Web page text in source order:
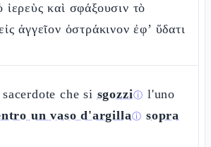
ἱερεὺς καὶ σφάξουσιν τὸ
ἀγγεῖον ὀστράκινον ἐφ’ ὕδατι
che si sgozziⓘ l'uno
un vaso d'argillaⓘ sopra